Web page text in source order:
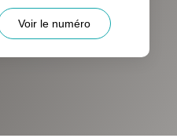
SUPERFICIE :
Voir le numéro